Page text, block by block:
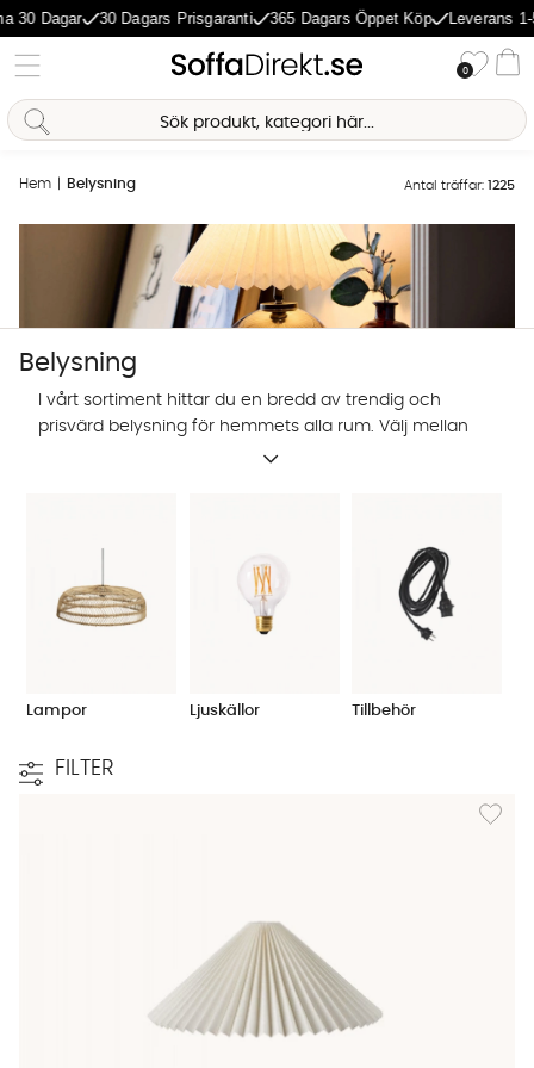
30 Dagars Prisgaranti 365 Dagars Öppet Köp Leverans 1-5
0
Hem Belysning Antal träffar: 1225
Belysning
I vårt sortiment hittar du en bredd av trendig och
prisvärd belysning för hemmets alla rum. Välj mellan
designbelysning från utvalda varumärken, eller
Lampor Ljuskällor Tillbehör
FILTER
Lägg